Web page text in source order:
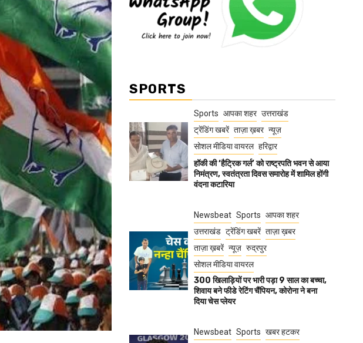
SPORTS
Sports आपका शहर उत्तराखंड
ट्रेंडिंग खबरें ताज़ा ख़बर न्यूज़
सोशल मीडिया वायरल हरिद्वार
हॉकी की ‘हैट्रिक गर्ल’ को राष्ट्रपति भवन से आया
निमंत्रण, स्वतंत्रता दिवस समारोह में शामिल होंगी
वंदना कटारिया
Newsbeat Sports आपका शहर
उत्तराखंड ट्रेंडिंग खबरें ताज़ा ख़बर
ताज़ा ख़बरें न्यूज़ रुद्रपुर
सोशल मीडिया वायरल
300 खिलाड़ियों पर भारी पड़ा 9 साल का बच्चा,
शिवाय बने फीडे रेटिंग चैंपियन, कोरोना ने बना
दिया चेस प्लेयर
Newsbeat Sports खबर हटकर